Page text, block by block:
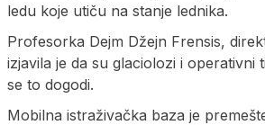
ledu koje utiču na stanje lednika.
Profesorka Dejm Džejn Frensis,
izjavila je da su glaciolozi i operativni
se to dogodi.
Mobilna istraživačka baza je